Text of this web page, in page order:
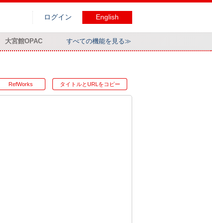
ログイン English
大宮館OPAC すべての機能を見る≫
RefWorks タイトルとURLをコピー